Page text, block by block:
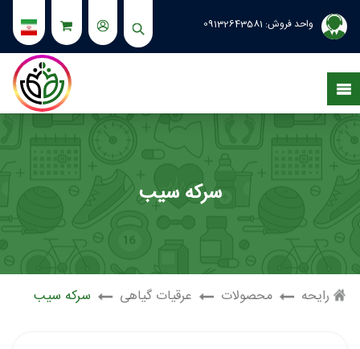
واحد فروش: 09132643581
سرکه سیب
رایحه محصولات عرقیات گیاهی سرکه سیب